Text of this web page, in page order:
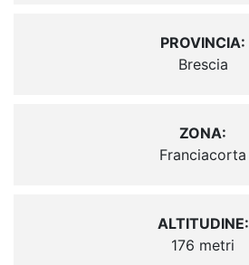
PROVINCIA:
Brescia
ZONA:
Franciacorta
ALTITUDINE:
176 metri